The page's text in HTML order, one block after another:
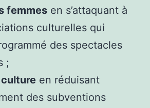
femmes en s’attaquant à
culturelles qui
des spectacles
;
en réduisant
des subventions